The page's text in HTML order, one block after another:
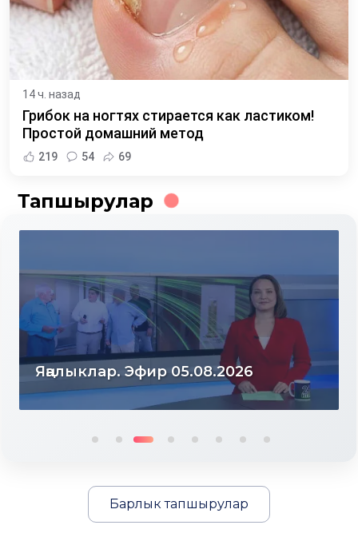
14 ч. назад
Грибок на ногтях стирается как ластиком!
Простой домашний метод
219 54 69
Тапшырулар
Яңалыклар. Эфир 04.08.2026
Барлык тапшырулар